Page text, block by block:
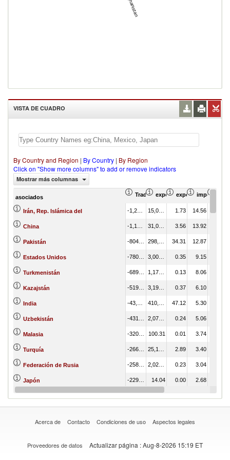
VISTA DE CUADRO
By Country and Region | By Country | By Region
Click on "Show more columns" to add or remove indicators
Mostrar más columnas
asociados Trade Balance (en miles de US$)
exportación Valor del
exportación
Irán, Rep. Islámica del 1.73 14.56
China 3.56 13.92
Pakistán 34.31 12.87
Estados Unidos 0.35 9.15
Turkmenistán 0.13 8.06
Kazajstán 0.37 6.10
India 47.12 5.30
Uzbekistán 0.24 5.06
Malasia 100.31 0.01 3.74
Turquía 2.89 3.40
Federación de Rusia 0.23 3.04
Japón 14.04 0.00 2.68
Acerca de Contacto Condiciones de uso Aspectos legales
Proveedores de datos Actualizar página : Aug-8-2026 15:19 ET